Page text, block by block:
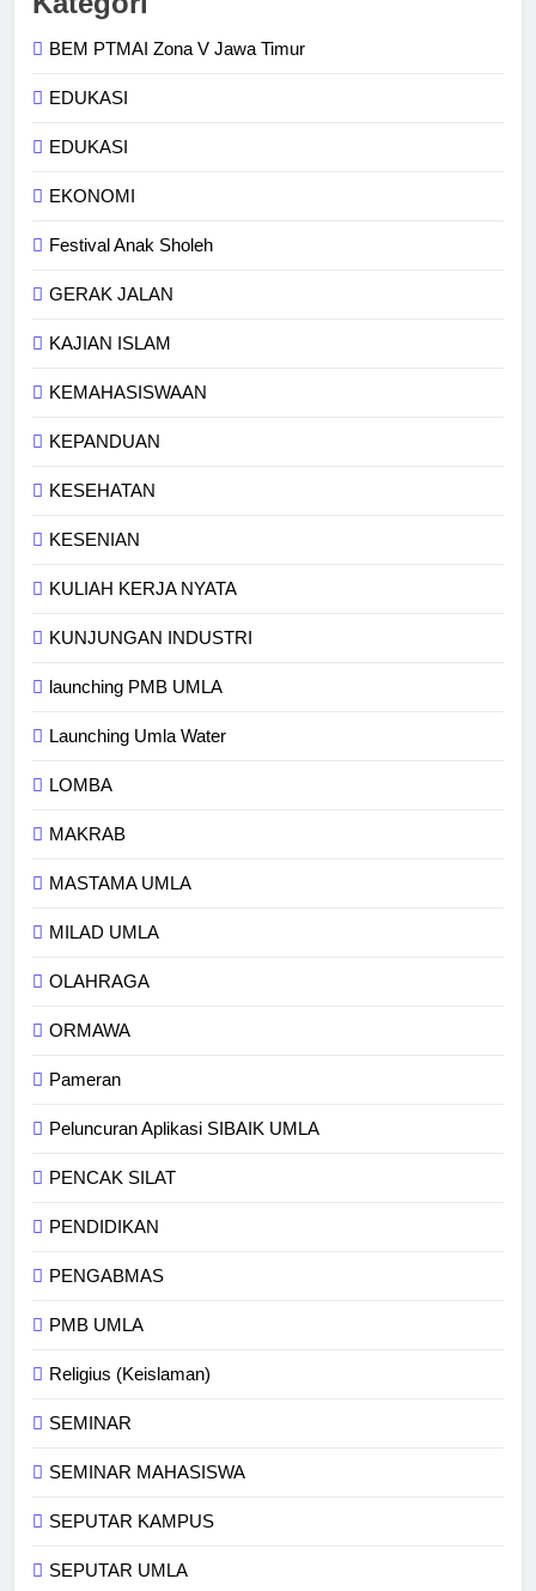
BEM PTMAI Zona V Jawa Timur
EDUKASI
EDUKASI
EKONOMI
Festival Anak Sholeh
GERAK JALAN
KAJIAN ISLAM
KEMAHASISWAAN
KEPANDUAN
KESEHATAN
KESENIAN
KULIAH KERJA NYATA
KUNJUNGAN INDUSTRI
launching PMB UMLA
Launching Umla Water
LOMBA
MAKRAB
MASTAMA UMLA
MILAD UMLA
OLAHRAGA
ORMAWA
Pameran
Peluncuran Aplikasi SIBAIK UMLA
PENCAK SILAT
PENDIDIKAN
PENGABMAS
PMB UMLA
Religius (Keislaman)
SEMINAR
SEMINAR MAHASISWA
SEPUTAR KAMPUS
SEPUTAR UMLA